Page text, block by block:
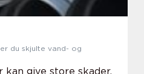
give store skader,